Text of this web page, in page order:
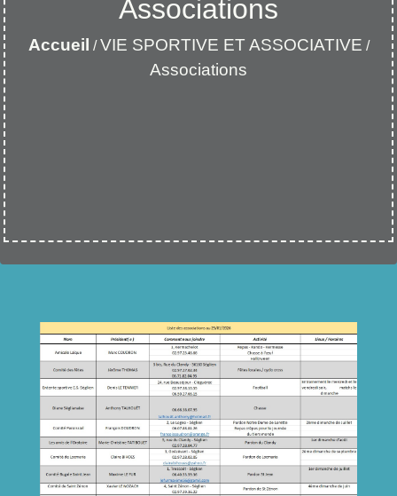
Associations
Accueil /VIE SPORTIVE ET ASSOCIATIVE /
Associations